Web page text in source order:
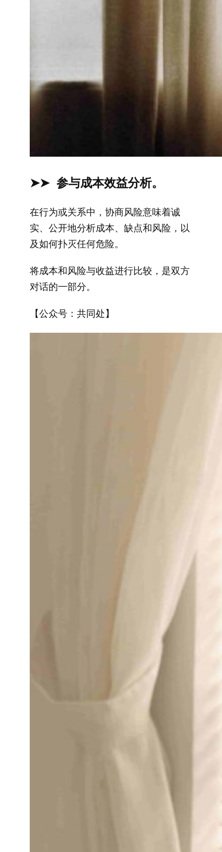
➤➤ 参与成本效益分析。
在行为或关系中，协商风险意味着诚
实、公开地分析成本、缺点和风险，以
及如何扑灭任何危险。
将成本和风险与收益进行比较，是双方
对话的一部分。
【公众号：共同处】